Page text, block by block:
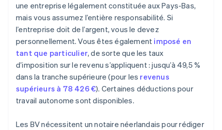
une entreprise légalement constituée aux Pays-Bas,
mais vous assumez l’entière responsabilité. Si
l’entreprise doit de l’argent, vous le devez
personnellement. Vous êtes également imposé en
tant que particulier, de sorte que les taux
d’imposition sur le revenu s’appliquent : jusqu’à 49,5 %
dans la tranche supérieure (pour les revenus
supérieurs à 78 426 €). Certaines déductions pour
travail autonome sont disponibles.
Les BV nécessitent un notaire néerlandais pour rédiger